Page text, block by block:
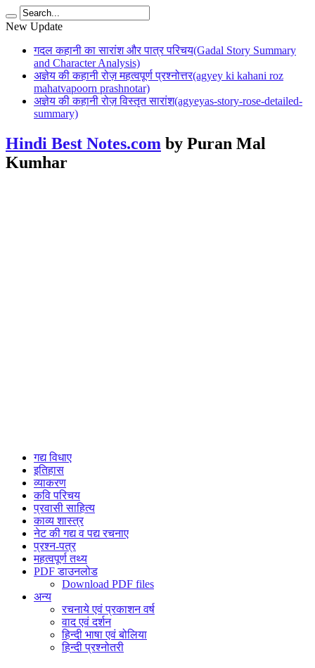
New Update
गदल कहानी का सारांश और पात्र परिचय(Gadal Story Summary
and Character Analysis)
अज्ञेय की कहानी रोज़ महत्वपूर्ण प्रश्नोत्तर(agyey ki kahani roz
mahatvapoorn prashnotar)
अज्ञेय की कहानी रोज़ विस्तृत सारांश(agyeyas-story-rose-detailed-
summary)
Hindi Best Notes.com by Puran Mal
Kumhar
गद्य विधाए
इतिहास
व्याकरण
कवि परिचय
प्रवासी साहित्य
काव्य शास्त्र
नेट की गद्य व पद्य रचनाए
प्रश्न-पत्र
महत्वपूर्ण तथ्य
PDF डाउनलोड
Download PDF files
अन्य
रचनाये एवं प्रकाशन वर्ष
वाद एवं दर्शन
हिन्दी भाषा एवं बोलिया
हिन्दी प्रश्नोतरी